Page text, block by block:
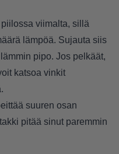
viimalta, sillä
lämpöä. Sujauta siis
pipo. Jos pelkäät,
katsoa vinkit
.
suuren osan
pitää sinut paremmin